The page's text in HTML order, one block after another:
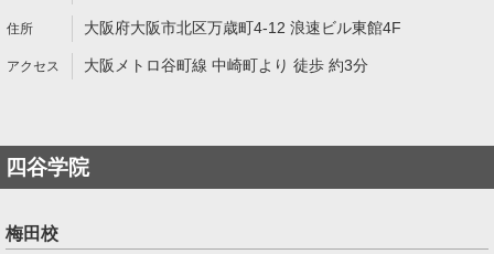
大阪府大阪市北区万歳町4-12 浪速ビル東館4F
大阪メトロ谷町線 中崎町より 徒歩 約3分
四谷学院
梅田校